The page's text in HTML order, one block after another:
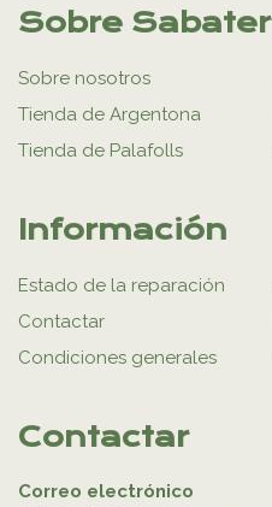
Sobre Sabater
Sobre nosotros
Tienda de Argentona
Tienda de Palafolls
Información
Estado de la reparación
Contactar
Condiciones generales
Contactar
Correo electrónico